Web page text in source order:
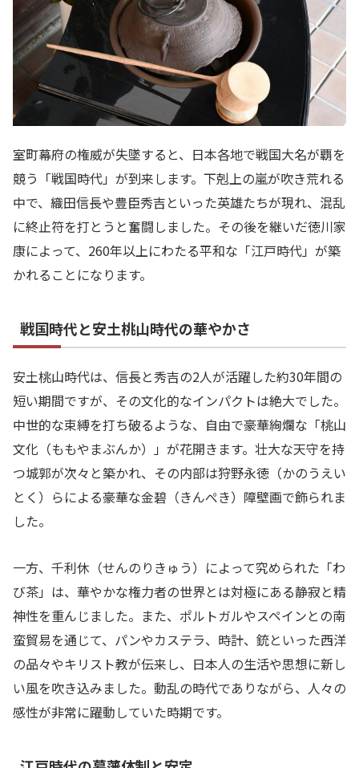
室町幕府の権威が失墜すると、日本各地で戦国大名が覇を
競う「戦国時代」が到来します。下剋上の嵐が吹き荒れる
中で、織田信長や豊臣秀吉といった英雄たちが現れ、混乱
に終止符を打とうと奮闘しました。その後を継いだ徳川家
康によって、260年以上にわたる平和な「江戸時代」が築
かれることになります。
戦国時代と安土桃山時代の華やかさ
安土桃山時代は、信長と秀吉の2人が活躍した約30年間の
短い期間ですが、その文化的なインパクトは絶大でした。
中世的な束縛を打ち破るような、自由で豪華絢爛な「桃山
文化（ももやまぶんか）」が花開きます。壮大な天守を持
つ城郭が次々と築かれ、その内部は狩野永徳（かのうえい
とく）らによる豪華な金碧（きんぺき）障壁画で飾られま
した。
一方、千利休（せんのりきゅう）によって究められた「わ
び茶」は、華やかな権力者の世界とは対極にある静寂と精
神性を重んじました。また、ポルトガルやスペインとの南
蛮貿易を通じて、パンやカステラ、時計、銃といった西洋
の品々やキリスト教が伝来し、日本人の生活や思想に新し
い風を吹き込みました。動乱の時代でありながら、人々の
感性が非常に躍動していた時期です。